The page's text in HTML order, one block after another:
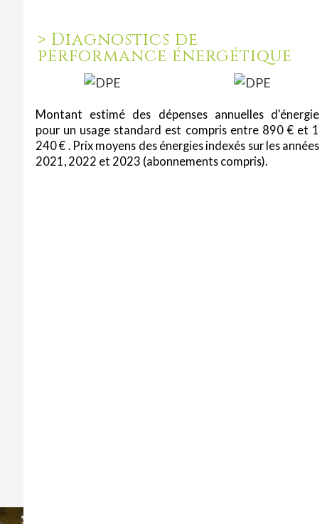
> Diagnostics de
performance énergétique
Montant estimé des dépenses annuelles d'énergie
pour un usage standard est compris entre 890 € et 1
240 € . Prix moyens des énergies indexés sur les années
2021, 2022 et 2023 (abonnements compris).